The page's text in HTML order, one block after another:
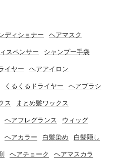
ディショナー ヘアマスク
スペンサー シャンプー手袋
イヤー ヘアアイロン
くるくるドライヤー ヘアブラシ
ス まとめ髪ワックス
ヘアフレグランス ウィッグ
ヘアカラー 白髪染め 白髪隠し
ヘアチョーク ヘアマスカラ